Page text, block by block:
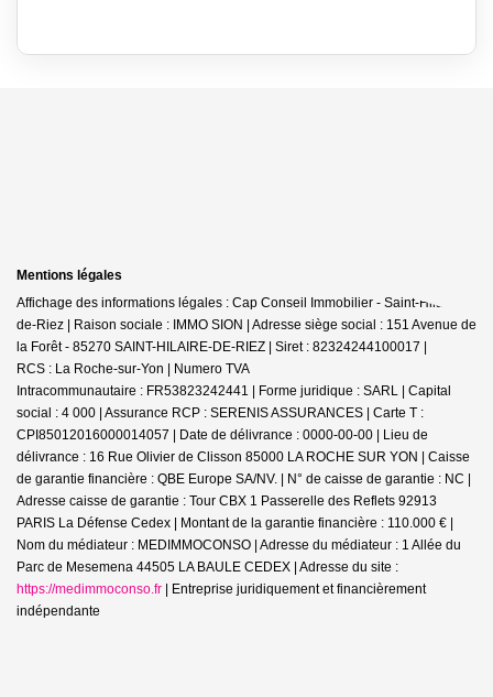
Mentions légales
Affichage des informations légales : Cap Conseil Immobilier - Saint-Hilaire-
de-Riez | Raison sociale : IMMO SION | Adresse siège social : 151 Avenue de
la Forêt - 85270 SAINT-HILAIRE-DE-RIEZ | Siret : 82324244100017 |
RCS : La Roche-sur-Yon | Numero TVA
Intracommunautaire : FR53823242441 | Forme juridique : SARL | Capital
social : 4 000 | Assurance RCP : SERENIS ASSURANCES | Carte T :
CPI85012016000014057 | Date de délivrance : 0000-00-00 | Lieu de
délivrance : 16 Rue Olivier de Clisson 85000 LA ROCHE SUR YON | Caisse
de garantie financière : QBE Europe SA/NV. | N° de caisse de garantie : NC |
Adresse caisse de garantie : Tour CBX 1 Passerelle des Reflets 92913
PARIS La Défense Cedex | Montant de la garantie financière : 110.000 € |
Nom du médiateur : MEDIMMOCONSO | Adresse du médiateur : 1 Allée du
Parc de Mesemena 44505 LA BAULE CEDEX | Adresse du site :
https://medimmoconso.fr | Entreprise juridiquement et financièrement
indépendante